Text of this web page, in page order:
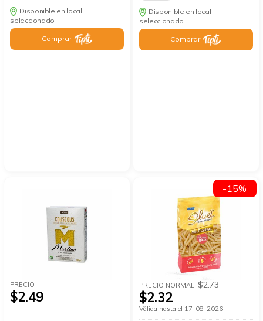
Disponible en local
seleccionado
Comprar
Disponible en local
seleccionado
Comprar
PRECIO
$2.49
PRECIO NORMAL:$2.73
$2.32
Válida hasta el 17-08-2026.
-15%